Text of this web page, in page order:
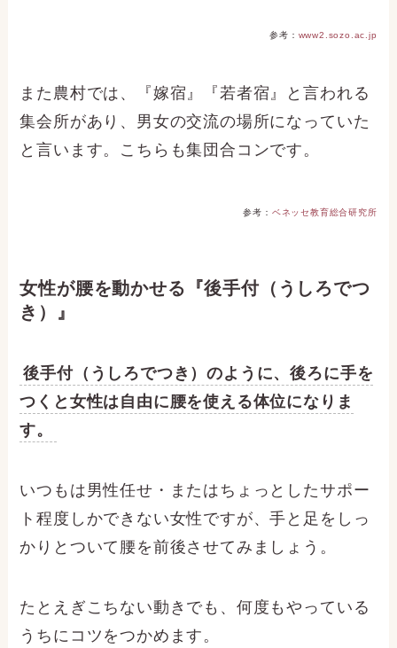
参考： www2.sozo.ac.jp
また農村では、『嫁宿』『若者宿』と言われる
集会所があり、男女の交流の場所になっていた
と言います。こちらも集団合コンです。
参考： ベネッセ教育総合研究所
女性が腰を動かせる『後手付（うしろでつ
き）』
後手付（うしろでつき）のように、後ろに手を
つくと女性は自由に腰を使える体位になりま
す。
いつもは男性任せ・またはちょっとしたサポー
ト程度しかできない女性ですが、手と足をしっ
かりとついて腰を前後させてみましょう。
たとえぎこちない動きでも、何度もやっている
うちにコツをつかめます。